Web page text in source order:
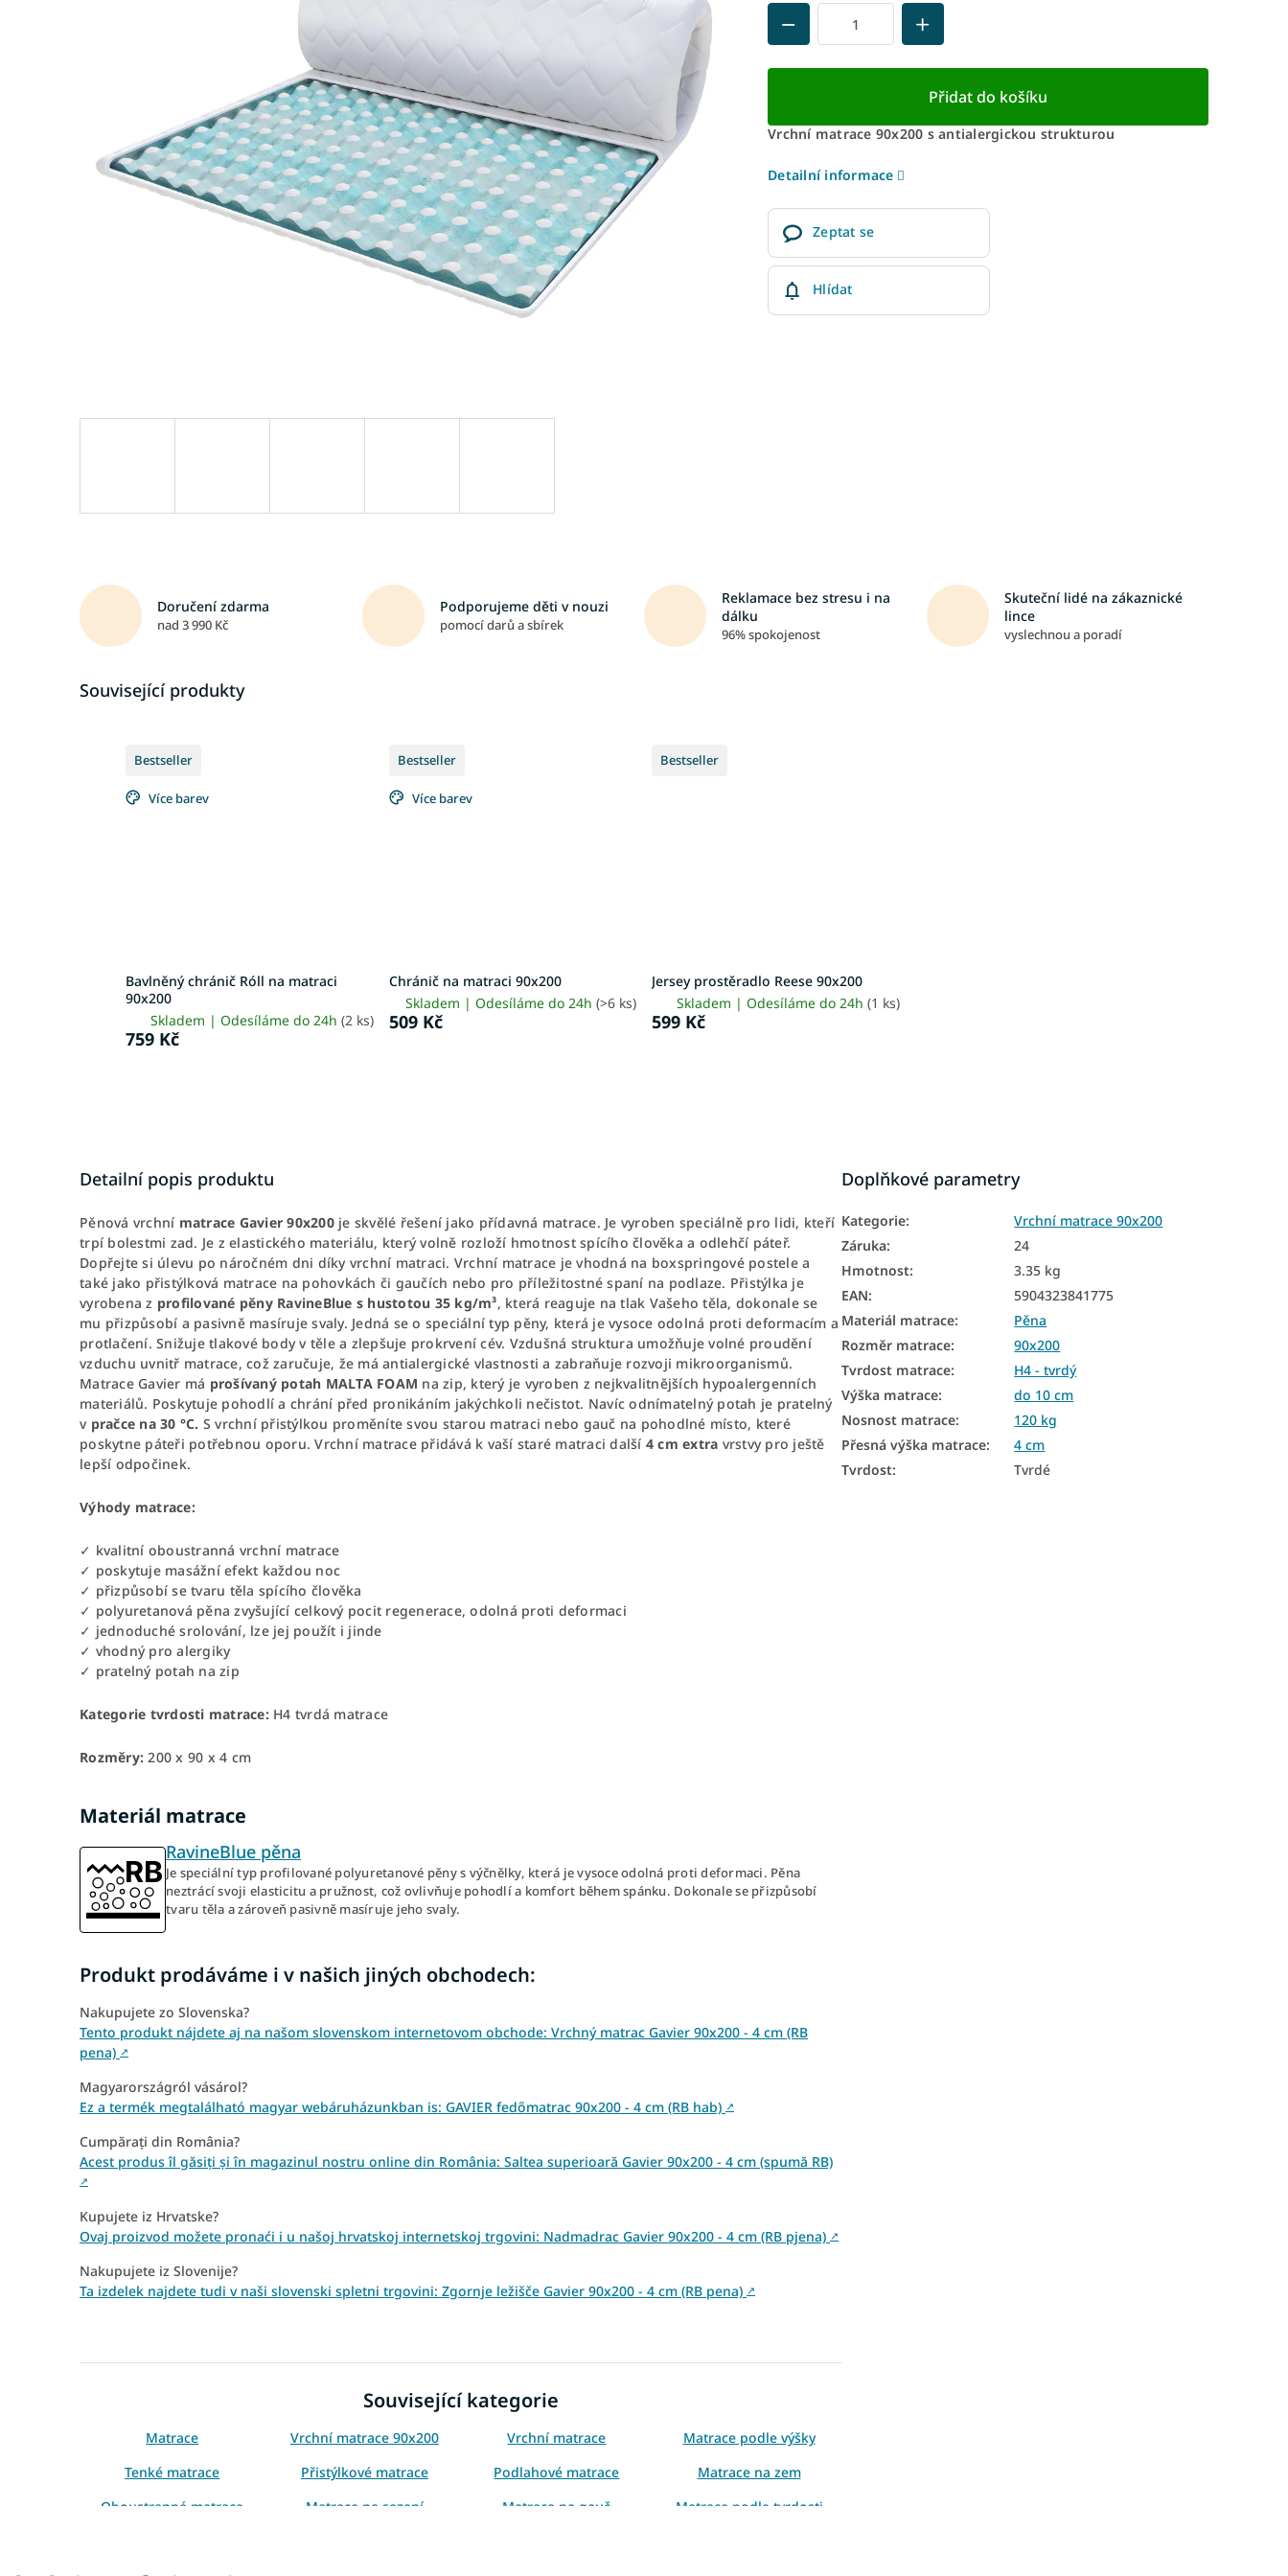
Přidat do košíku
Vrchní matrace 90x200 s antialergickou strukturou
Detailní informace
Zeptat se
Hlídat
Doručení zdarma
nad 3 990 Kč
Podporujeme děti v nouzi
pomocí darů a sbírek
Reklamace bez stresu i na
dálku
96% spokojenost
Skuteční lidé na zákaznické
lince
vyslechnou a poradí
Související produkty
Bestseller
Více barev
Bavlněný chránič Róll na matraci
90x200
Skladem | Odesíláme do 24h (2 ks)
759 Kč
Bestseller
Více barev
Chránič na matraci 90x200
Skladem | Odesíláme do 24h (>6 ks)
509 Kč
Bestseller
Jersey prostěradlo Reese 90x200
Skladem | Odesíláme do 24h (1 ks)
599 Kč
Detailní popis produktu
Pěnová vrchní matrace Gavier 90x200je skvělé řešení jako přídavná matrace. Je vyroben speciálně pro lidi, kteří
trpí bolestmi zad. Je z elastického materiálu, který volně rozloží hmotnost spícího člověka a odlehčí páteř.
Dopřejte si úlevu po náročném dni díky vrchní matraci. Vrchní matrace je vhodná na boxspringové postele a
také jako přistýlková matrace na pohovkách či gaučích nebo pro příležitostné spaní na podlaze. Přistýlka je
vyrobena z profilované pěny RavineBlue s hustotou 35 kg/m³, která reaguje na tlak Vašeho těla, dokonale se
mu přizpůsobí a pasivně masíruje svaly. Jedná se o speciální typ pěny, která je vysoce odolná proti deformacím a
protlačení. Snižuje tlakové body v těle a zlepšuje prokrvení cév. Vzdušná struktura umožňuje volné proudění
vzduchu uvnitř matrace, což zaručuje, že má antialergické vlastnosti a zabraňuje rozvoji mikroorganismů.
Matrace Gavier má prošívaný potah MALTA FOAM na zip, který je vyroben z nejkvalitnějších hypoalergenních
materiálů. Poskytuje pohodlí a chrání před pronikáním jakýchkoli nečistot. Navíc odnímatelný potah je pratelný
v pračce na 30 °C. S vrchní přistýlkou proměníte svou starou matraci nebo gauč na pohodlné místo, které
poskytne páteři potřebnou oporu. Vrchní matrace přidává k vaší staré matraci další 4 cm extra vrstvy pro ještě
lepší odpočinek.
Výhody matrace:
✓ kvalitní oboustranná vrchní matrace
✓ poskytuje masážní efekt každou noc
✓ přizpůsobí se tvaru těla spícího člověka
✓ polyuretanová pěna zvyšující celkový pocit regenerace, odolná proti deformaci
✓ jednoduché srolování, lze jej použít i jinde
✓ vhodný pro alergiky
✓ pratelný potah na zip
Kategorie tvrdosti matrace:H4 tvrdá matrace
Rozměry: 200 x 90 x 4 cm
Materiál matrace
RavineBlue pěna
Je speciální typ profilované polyuretanové pěny s výčnělky, která je vysoce odolná proti deformaci. Pěna
neztrácí svoji elasticitu a pružnost, což ovlivňuje pohodlí a komfort během spánku. Dokonale se přizpůsobí
tvaru těla a zároveň pasivně masíruje jeho svaly.
Produkt prodáváme i v našich jiných obchodech:
Nakupujete zo Slovenska?
Tento produkt nájdete aj na našom slovenskom internetovom obchode: Vrchný matrac Gavier 90x200 - 4 cm (RB
pena) ↗
Magyarországról vásárol?
Ez a termék megtalálható magyar webáruházunkban is: GAVIER fedőmatrac 90x200 - 4 cm (RB hab) ↗
Cumpărați din România?
Acest produs îl găsiți și în magazinul nostru online din România: Saltea superioară Gavier 90x200 - 4 cm (spumă RB)
↗
Kupujete iz Hrvatske?
Ovaj proizvod možete pronaći i u našoj hrvatskoj internetskoj trgovini: Nadmadrac Gavier 90x200 - 4 cm (RB pjena) ↗
Nakupujete iz Slovenije?
Ta izdelek najdete tudi v naši slovenski spletni trgovini: Zgornje ležišče Gavier 90x200 - 4 cm (RB pena) ↗
Související kategorie
Matrace Vrchní matrace 90x200 Vrchní matrace
Matrace podle výšky
Tenké matrace
Přistýlkové matrace Podlahové matrace
Matrace na zem
Oboustranné matrace
Matrace na sezení Matrace na gauč
Matrace podle tvrdosti
Doplňkové parametry
Kategorie:
Vrchní matrace 90x200
Záruka:
24
Hmotnost:
3.35 kg
EAN:
5904323841775
Materiál matrace:
Pěna
Rozměr matrace:
90x200
Tvrdost matrace:
H4 - tvrdý
Výška matrace:
do 10 cm
Nosnost matrace:
120 kg
Přesná výška matrace:
4 cm
Tvrdost: Tvrdé